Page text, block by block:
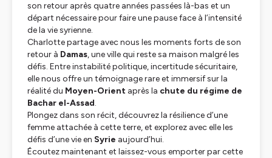
son retour après quatre années passées là-bas et un
départ nécessaire pour faire une pause face à l’intensité
de la vie syrienne.
Charlotte partage avec nous les moments forts de son
retour à Damas, une ville qui reste sa maison malgré les
défis. Entre instabilité politique, incertitude sécuritaire,
elle nous offre un témoignage rare et immersif sur la
réalité du Moyen-Orient après la chute du régime de
Bachar el-Assad.
Plongez dans son récit, découvrez la résilience d’une
femme attachée à cette terre, et explorez avec elle les
défis d’une vie en Syrie aujourd’hui.
Écoutez maintenant et laissez-vous emporter par cette